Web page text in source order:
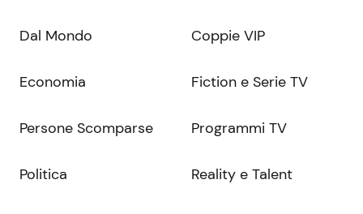
Dal Mondo
Economia
Persone Scomparse
Politica
Coppie VIP
Fiction e Serie TV
Programmi TV
Reality e Talent